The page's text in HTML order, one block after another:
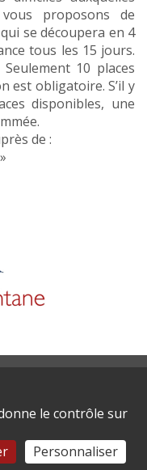
proposons de
se découpera en 4
tous les 15 jours.
10 places
est obligatoire. S’il y
disponibles, une
de :
légalesle contrôle sur
Personnaliser